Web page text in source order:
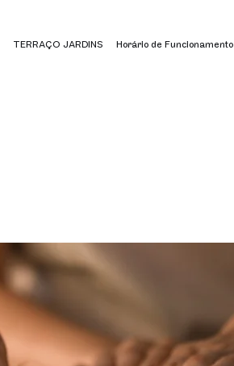
TERRAÇO JARDINS Horário de Funcionamento